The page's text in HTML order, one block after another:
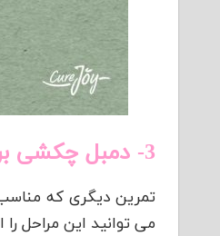
3- دمبل چکشی برای داشتن بازوهای بزرگتر
تمرین دیگری که
می توانید این مراحل را